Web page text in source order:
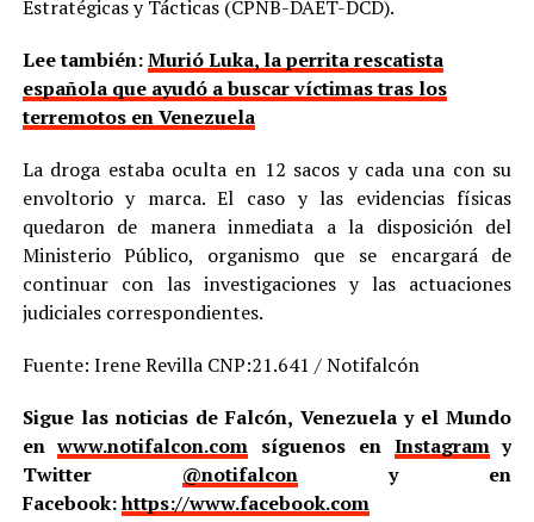
Estratégicas y Tácticas (CPNB-DAET-DCD).
Lee también:Murió Luka, la perrita rescatista
española que ayudó a buscar víctimas tras los
terremotos en Venezuela
La droga estaba oculta en 12 sacos y cada una con su
envoltorio y marca. El caso y las evidencias físicas
quedaron de manera inmediata a la disposición del
Ministerio Público, organismo que se encargará de
continuar con las investigaciones y las actuaciones
judiciales correspondientes.
Fuente: Irene Revilla CNP:21.641 / Notifalcón
Sigue las noticias de Falcón, Venezuela y el Mundo
enwww.notifalcon.com síguenos en Instagramy
Twitter @notifalcony en
Facebook:https://www.facebook.com